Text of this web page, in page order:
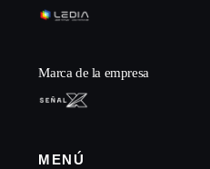
Marca de la empresa
MENÚ